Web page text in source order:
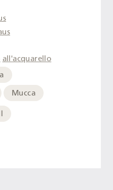
all'acquarello
Mucca